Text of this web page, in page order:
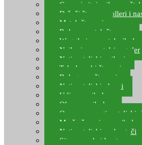
Gume i sitni pribor za šteku
Držači štapova rolleri i
Match štapovi
Role za match štapove
Waggleri za match ribolov
Najloni za match/waggler
Natjecateljski najloni
Teleskopski štapovi
Bolognese štapovi
Natjecateljski plovci
Udice za ribolov
Olovo za ribolov
Oprema za natjecateljski
Mreže čuvarice za ribolov
Natjecateljski podmetači
Sito, posude i kante